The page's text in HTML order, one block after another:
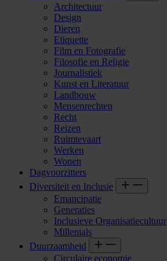
Architectuur
Design
Dieren
Etiquette
Film en Fotografie
Filosofie en Religie
Journalistiek
Kunst en Literatuur
Landbouw
Mensenrechten
Recht
Reizen
Ruimtevaart
Werken
Wonen
Dagvoorzitters
Diversiteit en Inclusie
Emancipatie
Generaties
Inclusieve Organisatiecultuur
Millenials
Duurzaamheid
Circulaire economie